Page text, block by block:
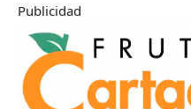
Publicidad